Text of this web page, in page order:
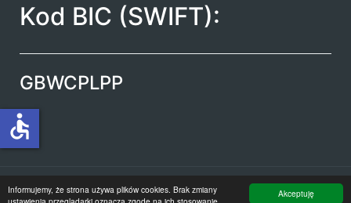
Akceptuję
Informujemy, że strona używa plików cookies. Brak zmiany
Kod BIC (SWIFT):
GBWCPLPP
© 2026 BS Iłów
accessible